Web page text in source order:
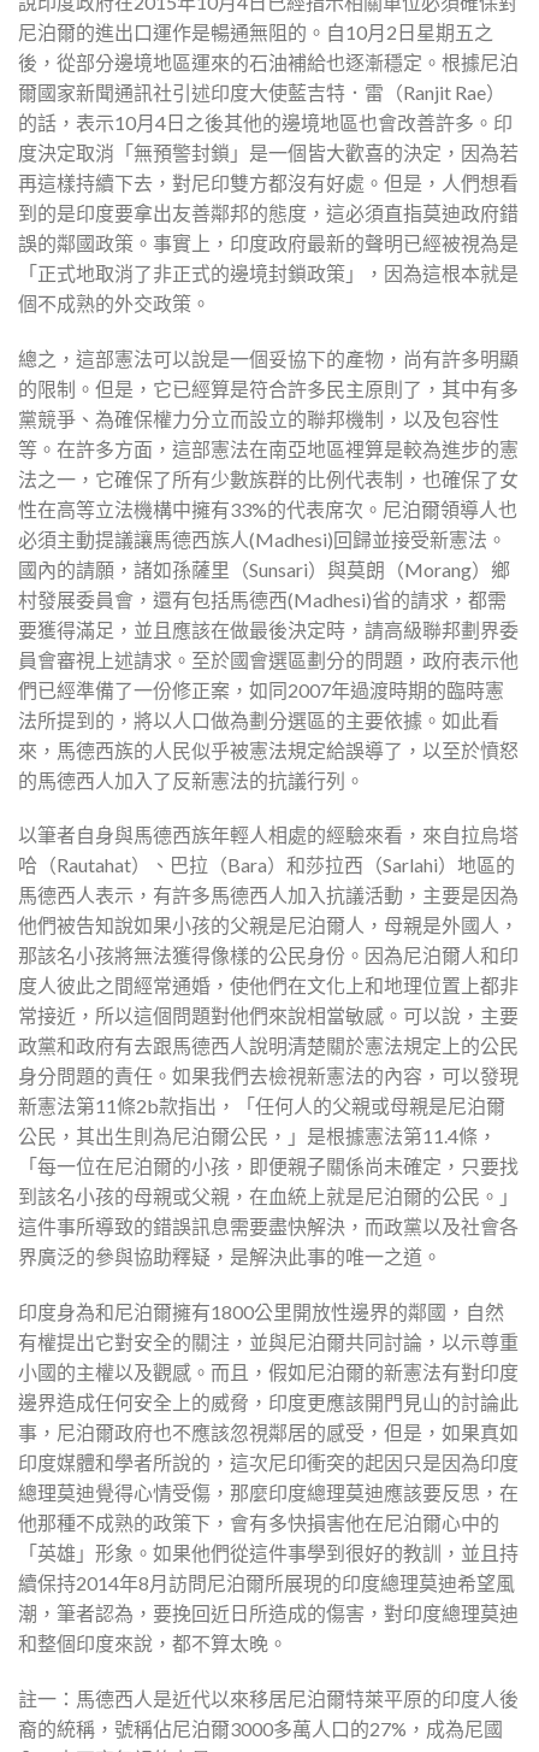
尼泊爾的進出口運作是暢通無阻的。自10月2日星期五之
後，從部分邊境地區運來的石油補給也逐漸穩定。根據尼泊
爾國家新聞通訊社引述印度大使藍吉特．雷（Ranjit Rae）
的話，表示10月4日之後其他的邊境地區也會改善許多。印
度決定取消「無預警封鎖」是一個皆大歡喜的決定，因為若
再這樣持續下去，對尼印雙方都沒有好處。但是，人們想看
到的是印度要拿出友善鄰邦的態度，這必須直指莫迪政府錯
誤的鄰國政策。事實上，印度政府最新的聲明已經被視為是
「正式地取消了非正式的邊境封鎖政策」，因為這根本就是
個不成熟的外交政策。
總之，這部憲法可以說是一個妥協下的產物，尚有許多明顯
的限制。但是，它已經算是符合許多民主原則了，其中有多
黨競爭、為確保權力分立而設立的聯邦機制，以及包容性
等。在許多方面，這部憲法在南亞地區裡算是較為進步的憲
法之一，它確保了所有少數族群的比例代表制，也確保了女
性在高等立法機構中擁有33%的代表席次。尼泊爾領導人也
必須主動提議讓馬德西族人(Madhesi)回歸並接受新憲法。
國內的請願，諸如孫薩里（Sunsari）與莫朗（Morang）鄉
村發展委員會，還有包括馬德西(Madhesi)省的請求，都需
要獲得滿足，並且應該在做最後決定時，請高級聯邦劃界委
員會審視上述請求。至於國會選區劃分的問題，政府表示他
們已經準備了一份修正案，如同2007年過渡時期的臨時憲
法所提到的，將以人口做為劃分選區的主要依據。如此看
來，馬德西族的人民似乎被憲法規定給誤導了，以至於憤怒
的馬德西人加入了反新憲法的抗議行列。
以筆者自身與馬德西族年輕人相處的經驗來看，來自拉烏塔
哈（Rautahat）、巴拉（Bara）和莎拉西（Sarlahi）地區的
馬德西人表示，有許多馬德西人加入抗議活動，主要是因為
他們被告知說如果小孩的父親是尼泊爾人，母親是外國人，
那該名小孩將無法獲得像樣的公民身份。因為尼泊爾人和印
度人彼此之間經常通婚，使他們在文化上和地理位置上都非
常接近，所以這個問題對他們來說相當敏感。可以說，主要
政黨和政府有去跟馬德西人說明清楚關於憲法規定上的公民
身分問題的責任。如果我們去檢視新憲法的內容，可以發現
新憲法第11條2b款指出，「任何人的父親或母親是尼泊爾
公民，其出生則為尼泊爾公民，」是根據憲法第11.4條，
「每一位在尼泊爾的小孩，即便親子關係尚未確定，只要找
到該名小孩的母親或父親，在血統上就是尼泊爾的公民。」
這件事所導致的錯誤訊息需要盡快解決，而政黨以及社會各
界廣泛的參與協助釋疑，是解決此事的唯一之道。
印度身為和尼泊爾擁有1800公里開放性邊界的鄰國，自然
有權提出它對安全的關注，並與尼泊爾共同討論，以示尊重
小國的主權以及觀感。而且，假如尼泊爾的新憲法有對印度
邊界造成任何安全上的威脅，印度更應該開門見山的討論此
事，尼泊爾政府也不應該忽視鄰居的感受，但是，如果真如
印度媒體和學者所說的，這次尼印衝突的起因只是因為印度
總理莫迪覺得心情受傷，那麼印度總理莫迪應該要反思，在
他那種不成熟的政策下，會有多快損害他在尼泊爾心中的
「英雄」形象。如果他們從這件事學到很好的教訓，並且持
續保持2014年8月訪問尼泊爾所展現的印度總理莫迪希望風
潮，筆者認為，要挽回近日所造成的傷害，對印度總理莫迪
和整個印度來說，都不算太晚。
註一：馬德西人是近代以來移居尼泊爾特萊平原的印度人後
裔的統稱，號稱佔尼泊爾3000多萬人口的27%，成為尼國